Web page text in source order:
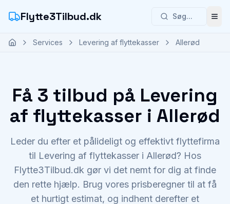
Flytte3Tilbud.dk Søg... Åbn
Services Levering af flyttekasser Allerød
Få 3 tilbud på Levering
af flyttekasser i Allerød
Leder du efter et pålideligt og effektivt flyttefirma
til Levering af flyttekasser i Allerød? Hos
Flytte3Tilbud.dk gør vi det nemt for dig at finde
den rette hjælp. Brug vores prisberegner til at få
et hurtigt estimat, og indhent derefter et